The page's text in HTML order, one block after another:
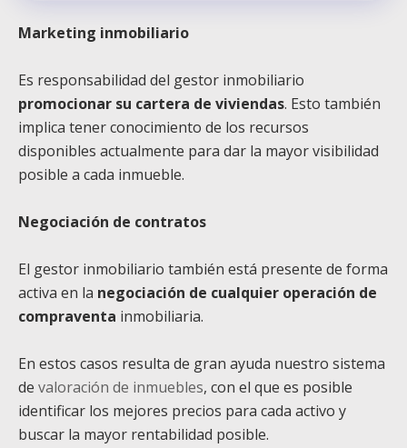
Marketing inmobiliario
Es responsabilidad del gestor inmobiliario
promocionar su cartera de viviendas. Esto también
implica tener conocimiento de los recursos
disponibles actualmente para dar la mayor visibilidad
posible a cada inmueble.
Negociación de contratos
El gestor inmobiliario también está presente de forma
activa en la negociación de cualquier operación de
compraventa inmobiliaria.
En estos casos resulta de gran ayuda nuestro sistema
de valoración de inmuebles, con el que es posible
identificar los mejores precios para cada activo y
buscar la mayor rentabilidad posible.